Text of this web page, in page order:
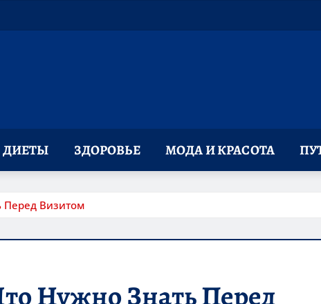
ДИЕТЫ ЗДОРОВЬЕ МОДА И КРАСОТА
Перед Визитом
Нужно Знать Перед